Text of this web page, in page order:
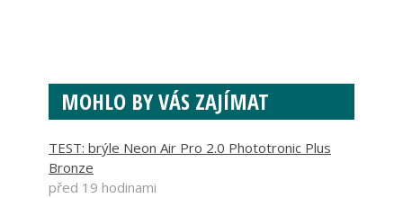
MOHLO BY VÁS ZAJÍMAT
TEST: brýle Neon Air Pro 2.0 Phototronic Plus
Bronze
před 19 hodinami